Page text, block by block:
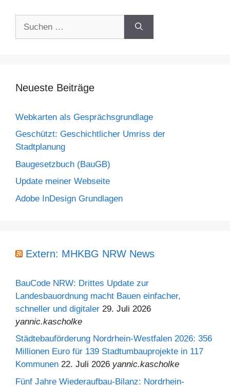
Neueste Beiträge
Webkarten als Gesprächsgrundlage
Geschützt: Geschichtlicher Umriss der
Stadtplanung
Baugesetzbuch (BauGB)
Update meiner Webseite
Adobe InDesign Grundlagen
Extern: MHKBG NRW News
BauCode NRW: Drittes Update zur
Landesbauordnung macht Bauen einfacher,
schneller und digitaler 29. Juli 2026
yannic.kascholke
Städtebauförderung Nordrhein-Westfalen 2026: 356
Millionen Euro für 139 Stadtumbauprojekte in 117
Kommunen 22. Juli 2026 yannic.kascholke
Fünf Jahre Wiederaufbau-Bilanz: Nordrhein-